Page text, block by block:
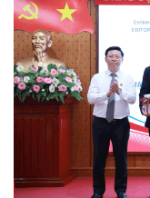
“Tuyển tập các tác
Castro Ruz” gồm 24